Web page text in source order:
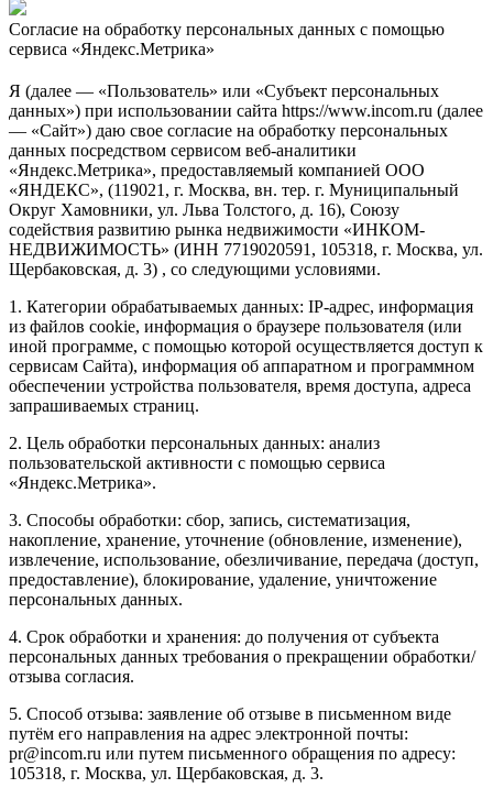
Согласие на обработку персональных данных с помощью
сервиса «Яндекс.Метрика»
Я (далее — «Пользователь» или «Субъект персональных
данных») при использовании сайта https://www.incom.ru (далее
— «Сайт») даю свое согласие на обработку персональных
данных посредством сервисом веб-аналитики
«Яндекс.Метрика», предоставляемый компанией ООО
«ЯНДЕКС», (119021, г. Москва, вн. тер. г. Муниципальный
Округ Хамовники, ул. Льва Толстого, д. 16), Союзу
содействия развитию рынка недвижимости «ИНКОМ-
НЕДВИЖИМОСТЬ» (ИНН 7719020591, 105318, г. Москва, ул.
Щербаковская, д. 3) , со следующими условиями.
1. Категории обрабатываемых данных: IP-адрес, информация
из файлов cookie, информация о браузере пользователя (или
иной программе, с помощью которой осуществляется доступ к
сервисам Сайта), информация об аппаратном и программном
обеспечении устройства пользователя, время доступа, адреса
запрашиваемых страниц.
2. Цель обработки персональных данных: анализ
пользовательской активности с помощью сервиса
«Яндекс.Метрика».
3. Способы обработки: сбор, запись, систематизация,
накопление, хранение, уточнение (обновление, изменение),
извлечение, использование, обезличивание, передача (доступ,
предоставление), блокирование, удаление, уничтожение
персональных данных.
4. Срок обработки и хранения: до получения от субъекта
персональных данных требования о прекращении обработки/
отзыва согласия.
5. Способ отзыва: заявление об отзыве в письменном виде
путём его направления на адрес электронной почты:
pr@incom.ru или путем письменного обращения по адресу:
105318, г. Москва, ул. Щербаковская, д. 3.